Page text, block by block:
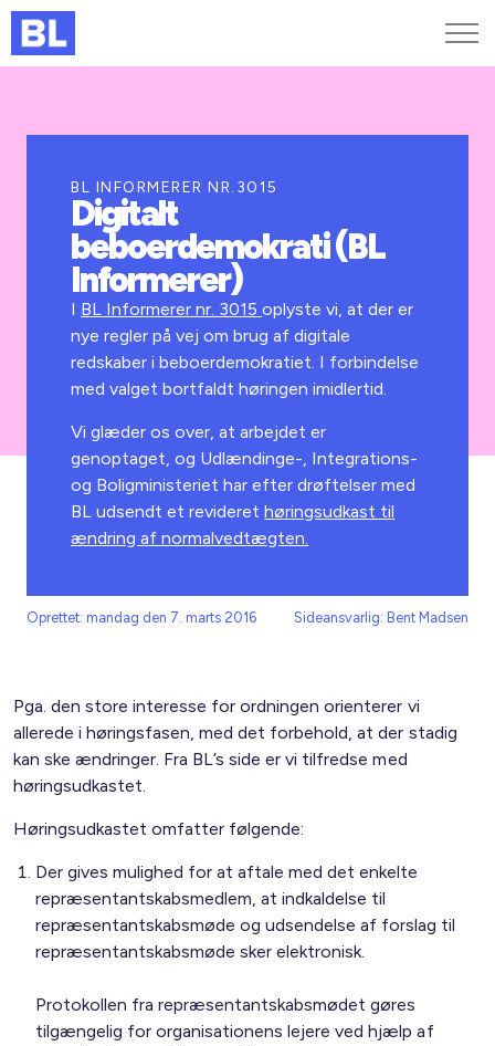
Kurser og arrangementer
Jobportalen
BL INFORMERER NR.3015
Digitalt
beboerdemokrati (BL
Informerer)
I BL Informerer nr. 3015oplyste vi, at der er
nye regler på vej om brug af digitale
redskaber i beboerdemokratiet. I forbindelse
med valget bortfaldt høringen imidlertid.
Vi glæder os over, at arbejdet er
genoptaget, og Udlændinge-, Integrations-
og Boligministeriet har efter drøftelser med
BL udsendt et reviderethøringsudkast til
ændring af normalvedtægten.
Oprettet: mandag den 7. marts 2016 Sideansvarlig: Bent Madsen
Pga. den store interesse for ordningen orienterer vi
allerede i høringsfasen, med det forbehold, at der stadig
kan ske ændringer. Fra BL’s side er vi tilfredse med
høringsudkastet.
Høringsudkastet omfatter følgende:
Der gives mulighed for at aftale med det enkelte
repræsentantskabsmedlem, at indkaldelse til
repræsentantskabsmøde og udsendelse af forslag til
repræsentantskabsmøde sker elektronisk.
Protokollen fra repræsentantskabsmødet gøres
tilgængelig for organisationens lejere ved hjælp af